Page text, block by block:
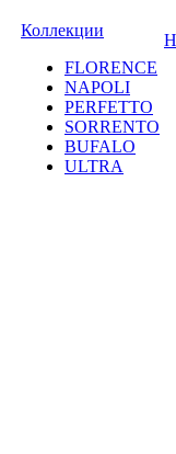
Коллекции
FLORENCE
NAPOLI
PERFETTO
SORRENTO
BUFALO
ULTRA